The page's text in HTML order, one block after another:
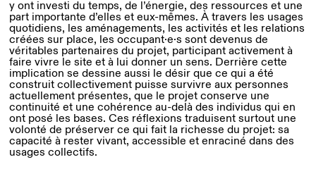
y ont investi du temps, de l’énergie, des ressources et une
part importante d’elles et eux-mêmes. À travers les usages
quotidiens, les aménagements, les activités et les relations
créées sur place, les occupant·e·s sont devenus de
véritables partenaires du projet, participant activement à
faire vivre le site et à lui donner un sens. Derrière cette
implication se dessine aussi le désir que ce qui a été
construit collectivement puisse survivre aux personnes
actuellement présentes, que le projet conserve une
continuité et une cohérence au-delà des individus qui en
ont posé les bases. Ces réflexions traduisent surtout une
volonté de préserver ce qui fait la richesse du projet: sa
capacité à rester vivant, accessible et enraciné dans des
usages collectifs.